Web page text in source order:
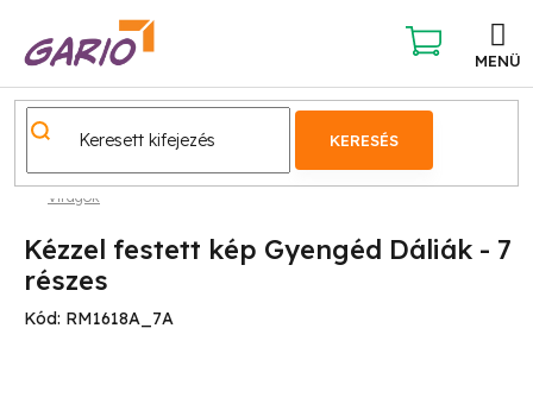
KERESÉS
KOSÁR
Virágok
Kézzel festett kép Gyengéd Dáliák - 7
részes
Kód: RM1618A_7A